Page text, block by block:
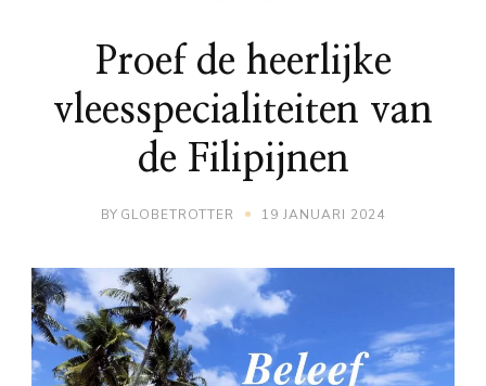
Proef de heerlijke
vleesspecialiteiten van
de Filipijnen
BY GLOBETROTTER 19 JANUARI 2024